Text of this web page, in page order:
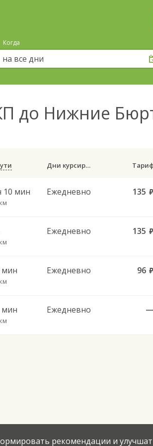
Когда
на все дни
до Нижние
Дни курсирования
10 мин Ежедневно 135 руб.
Ежедневно 135 руб.
мин Ежедневно 96 руб.
мин Ежедневно —
рекомендации и